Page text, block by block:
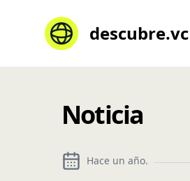
descubre.vc
Noticia
Hace un año.